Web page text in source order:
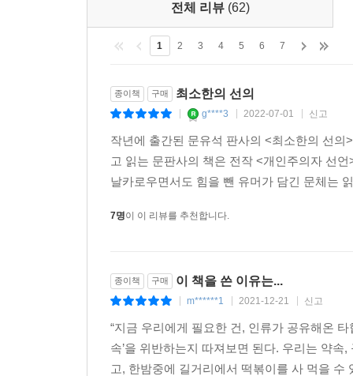
자유가 사회를 견인하되, 그 속도가 누군가를 낙
--- p.205
형벌 권한을 줄 것인가? 자율주행 자동차가 긴
가? 기술적으로는 가능하나 사회가 수용할 수 있
--- p.237
술의 위력이 압도적일수록 인문학적 상상력이
필요성도 더욱더 커질 수밖에 없다.
--- p.240
존엄하다는 것이고, 그러한 능력이 있음에도 법
된다. 모든 인간은 존엄하기에 그의 인종·성별·
인간으로서의 기본적인 권리가 보장되어야 하는
인간이라는 이름의 공해 속 우리는
제각각 달라도, 불편해도, 타협하며 함께 살아갈 수
우리는 인터넷과 SNS를 통해 지구상의 인간 군
하고, 부러워하거나 비판하기도 한다. 미처
그를 비난할 권리는 아무에게도 없다. 나의 자유
가장 기본이 되는 자유는 무엇일까. 이동하고,
그것은 그저 홀로 있는 내 공간 안의 자유, 내
드라마 「미스터 션샤인」에서 구동매가 슬프
전체 리뷰 (62)
1 2 3 4 5 6 7
종이책 구매 최소한의 선의
g****3 2022-07-01 신고
작년에 출간된 문유석 판사의 <최소한의 선
고 읽는 문판사의 책은 전작 <개인주의자 선
날카로우면서도 힘을 뺀 유머가 담긴 문체는
7명이 이 리뷰를 추천합니다.
종이책 구매 이 책을 쓴 이유는...
m******1 2021-12-21 신고
“지금 우리에게 필요한 건, 인류가 공유해온
속’을 위반하는지 따져보면 된다. 우리는 약
고, 한밤중에 길거리에서 떡볶이를 사 먹을